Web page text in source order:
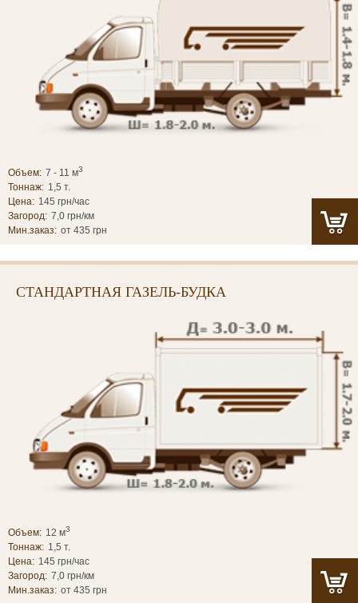
Объем: 7 - 11 м3
Тоннаж: 1,5 т.
Цена: 145 грн/час
Загород: 7,0 грн/км
Мин.заказ: от 435 грн
СТАНДАРТНАЯ ГАЗЕЛЬ-БУДКА
Объем: 12 м3
Тоннаж: 1,5 т.
Цена: 145 грн/час
Загород: 7,0 грн/км
Мин.заказ: от 435 грн